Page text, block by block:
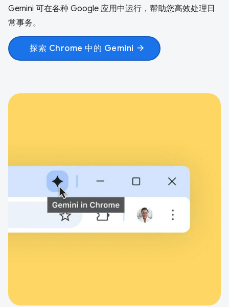
Gemini 可在各种 Google 应用中运行，帮助您高效处理日
常事务。
探索 Chrome 中的 Gemini arrow_forward